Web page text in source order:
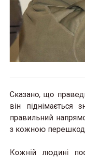
Сказано, що
він
правильний
з кожною
Кожній людині